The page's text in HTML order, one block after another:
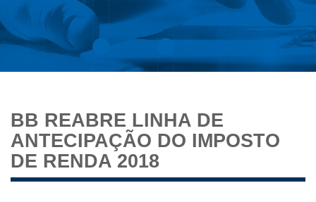
BB REABRE LINHA DE
ANTECIPAÇÃO DO IMPOSTO
DE RENDA 2018